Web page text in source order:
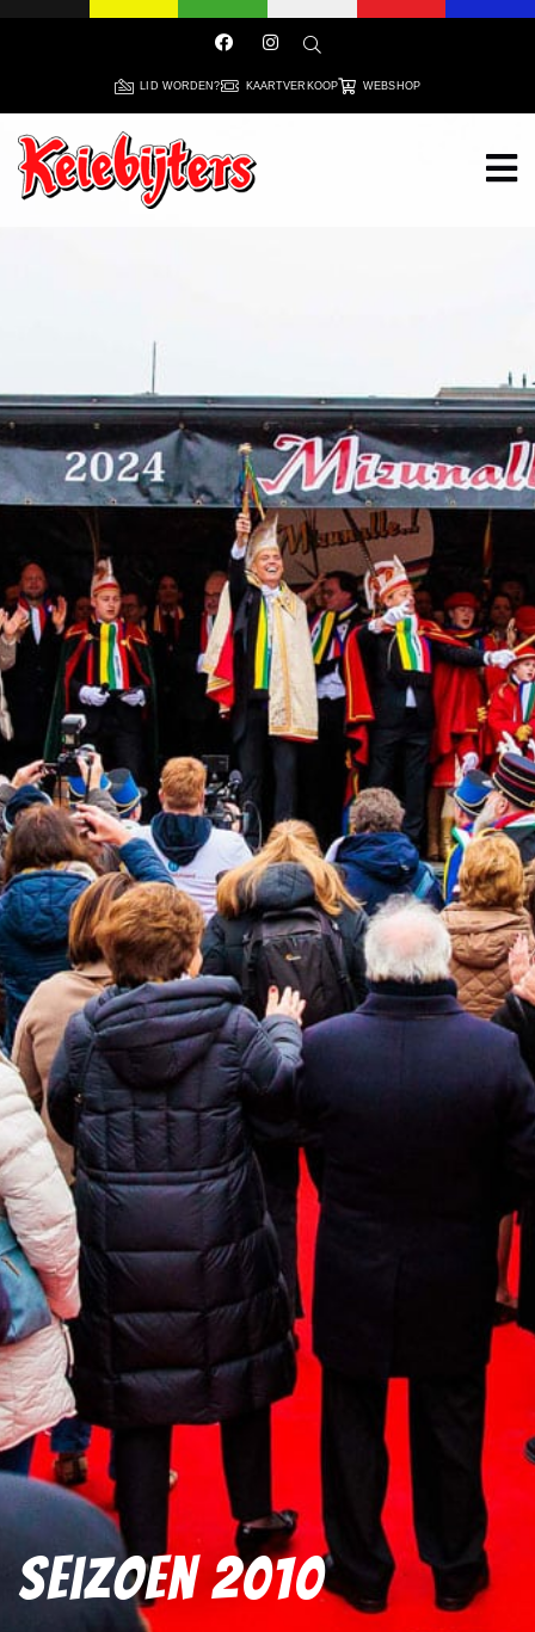
LID WORDEN? KAARTVERKOOP WEBSHOP
Seizoen 2010